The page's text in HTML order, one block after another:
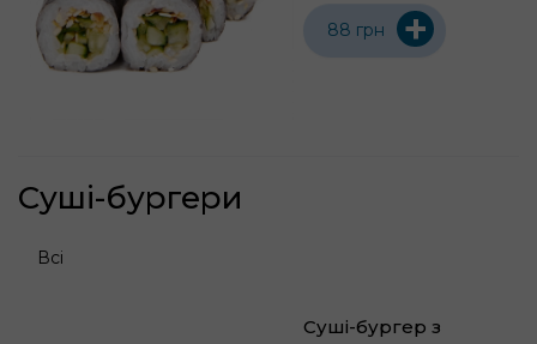
88 грн +
Суші-бургери
Всі
Суші-бургер з